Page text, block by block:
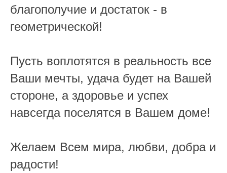
благополучие и достаток - в
геометрической!
Пусть воплотятся в реальность все
Ваши мечты, удача будет на Вашей
стороне, а здоровье и успех
навсегда поселятся в Вашем доме!
Желаем Всем мира, любви, добра и
радости!